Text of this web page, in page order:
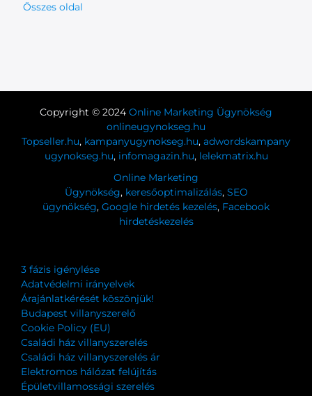
Összes oldal
Copyright © 2024 Online Marketing Ügynökség
onlineugynokseg.hu
Topseller.hu, kampanyugynokseg.hu, adwordskampany
ugynokseg.hu, infomagazin.hu, lelekmatrix.hu
Online Marketing
Ügynökség, keresőoptimalizálás, SEO
ügynökség, Google hirdetés kezelés, Facebook
hirdetéskezelés
3 fázis igénylése
Adatvédelmi irányelvek
Árajánlatkérését köszönjük!
Budapest villanyszerelő
Cookie Policy (EU)
Családi ház villanyszerelés
Családi ház villanyszerelés ár
Elektromos hálózat felújítás
Épületvillamossági szerelés